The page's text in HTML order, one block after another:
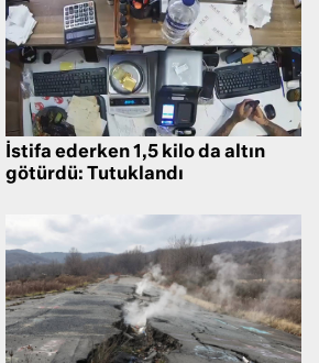
İstifa ederken 1,5 kilo da altın
götürdü: Tutuklandı